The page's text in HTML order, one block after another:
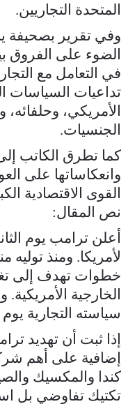
المتحدة التجاريين.
وفي تقرير
الضوء على الفروق
في التعامل مع
تداعيات السياسات
الأمريكي،
الجنسيات.
كما تطرق الكاتب
وانعكاساتها على
القوى الاقتصادية
نص المقال:
أعلن ترامب يوم
لأمريكا. ومنذ
خطوات تهدف إلى
الخارجية
سياسته التجارية يوم
إذا ثبت أن تهديد
إضافية على أهم
كندا والمكسيك
تكتيك تفاوضي بل